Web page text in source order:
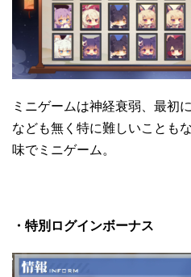
ミニゲームは神経衰弱、最初
なども無く特に難しいことも
味でミニゲーム。
・特別ログインボーナス